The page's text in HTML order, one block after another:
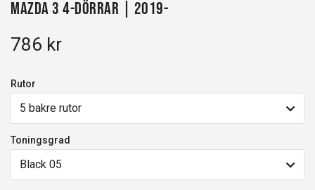
Mazda 3 4-dörrar | 2019-
786 kr
Rutor
5 bakre rutor
Toningsgrad
Black 05